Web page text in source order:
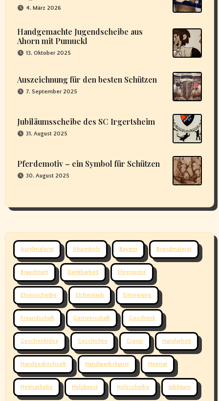
4. März 2026
Handgemachte Jugendscheibe aus
Ahorn mit Pumuckl
13. Oktober 2025
Auszeichnung für den besten Schützen
7. September 2025
Jubiläumsscheibe des SC Irgertsheim
31. August 2025
Pferdemotiv – ein Symbol für Schützen
30. August 2025
Acrylmalerei Ahornholz Bayern Brandmalerei
Brauchtum Dankbarkeit Ehrenpreis
Ehrenscheibe Eichenlaub Erinnerung
Freundschaft Gemeinschaft Geschenk
Geschenkidee Geschichte Gravur Handarbeit
Handgedrechselt Handwerkskunst Heimat
Heimatliebe Holzkunst Holzscheibe Jubiläum